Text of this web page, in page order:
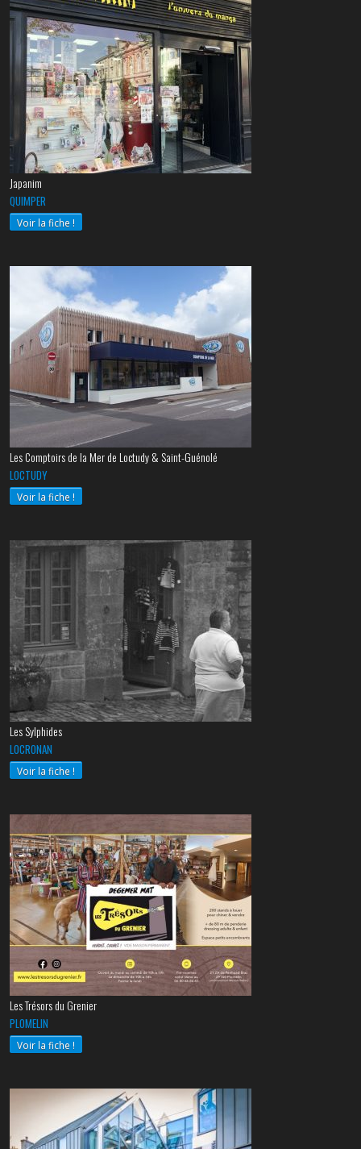
Japanim
QUIMPER
Voir la fiche !
Les Comptoirs de la Mer de Loctudy & Saint-Guénolé
LOCTUDY
Voir la fiche !
Les Sylphides
LOCRONAN
Voir la fiche !
Les Trésors du Grenier
PLOMELIN
Voir la fiche !